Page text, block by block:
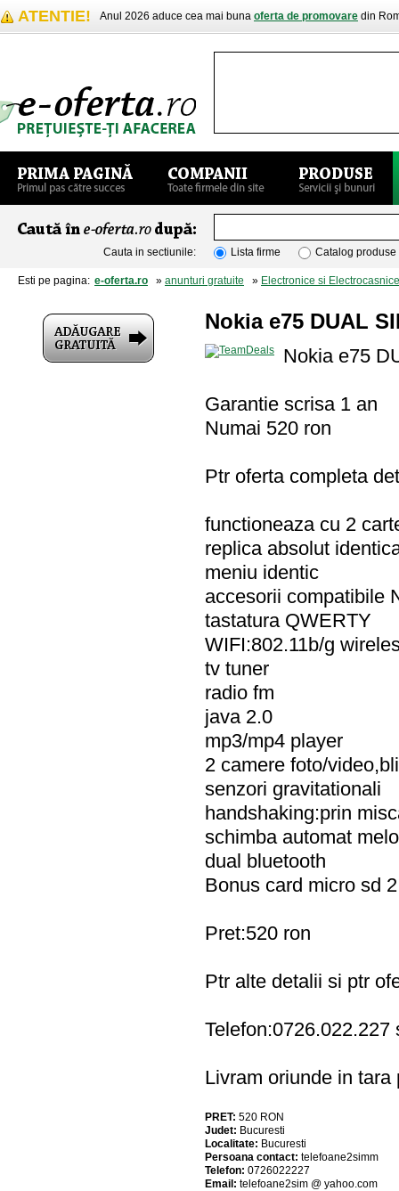
ATENTIE! Anul 2026 aduce cea mai buna oferta de promovare din
Cauta in sectiunile: Lista firme Catalog produse
Esti pe pagina: e-oferta.ro » anunturi gratuite » Electronice si Electrocasnice
Nokia e75 DUAL
Nokia e75
Garantie scrisa 1 an
Numai 520 ron
Ptr oferta completa
functioneaza cu 2
replica absolut
meniu identic
accesorii compatibile
tastatura QWERTY
WIFI:802.11b/g
tv tuner
radio fm
java 2.0
mp3/mp4 player
2 camere foto/
senzori gravitationali
handshaking:prin
schimba automat
dual bluetooth
Bonus card micro sd
Pret:520 ron
Ptr alte detalii si ptr
Telefon:0726.022.227
Livram oriunde in tara
PRET: 520 RON
Judet: Bucuresti
Localitate: Bucuresti
Persoana contact: telefoane2simm
Telefon: 0726022227
Email: telefoane2sim @ yahoo.com